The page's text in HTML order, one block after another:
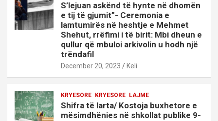
S’lejuan askënd të hynte në dhomën
e tij të gjumit”- Ceremonia e
lamtumirës në heshtje e Mehmet
Shehut, rrëfimi i të birit: Mbi dheun e
qullur që mbuloi arkivolin u hodh një
trëndafil
December 20, 2023 Keli
KRYESORE KRYESORE LAJME
Shifra të larta/ Kostoja buxhetore e
mësimdhënies në shkollat publike 9-